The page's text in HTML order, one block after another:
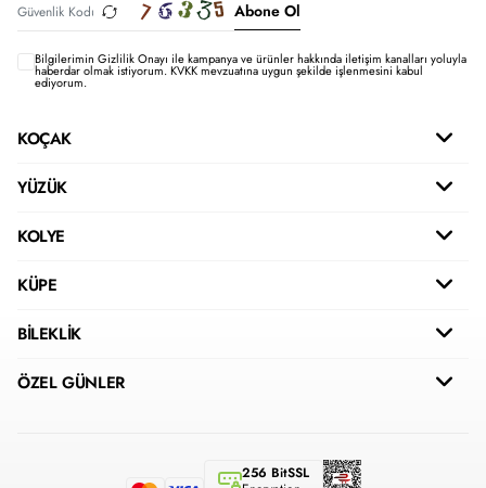
Abone Ol
Bilgilerimin Gizlilik Onayı ile kampanya ve ürünler hakkında iletişim kanalları yoluyla
haberdar olmak istiyorum.KVKK mevzuatına uygun şekilde işlenmesini kabul
ediyorum.
KOÇAK
YÜZÜK
KOLYE
KÜPE
BİLEKLİK
ÖZEL GÜNLER
256 BitSSL